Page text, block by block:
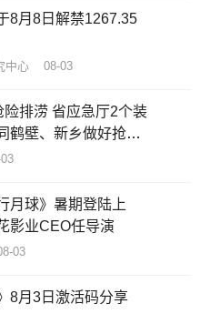
8月8日解禁1267.35
中心 08-03
险排涝 省应急厅2个装
鹤壁、新乡做好抢排
月球》暑期登陆上
影业CEO任导演
03
8月3日激活码分享